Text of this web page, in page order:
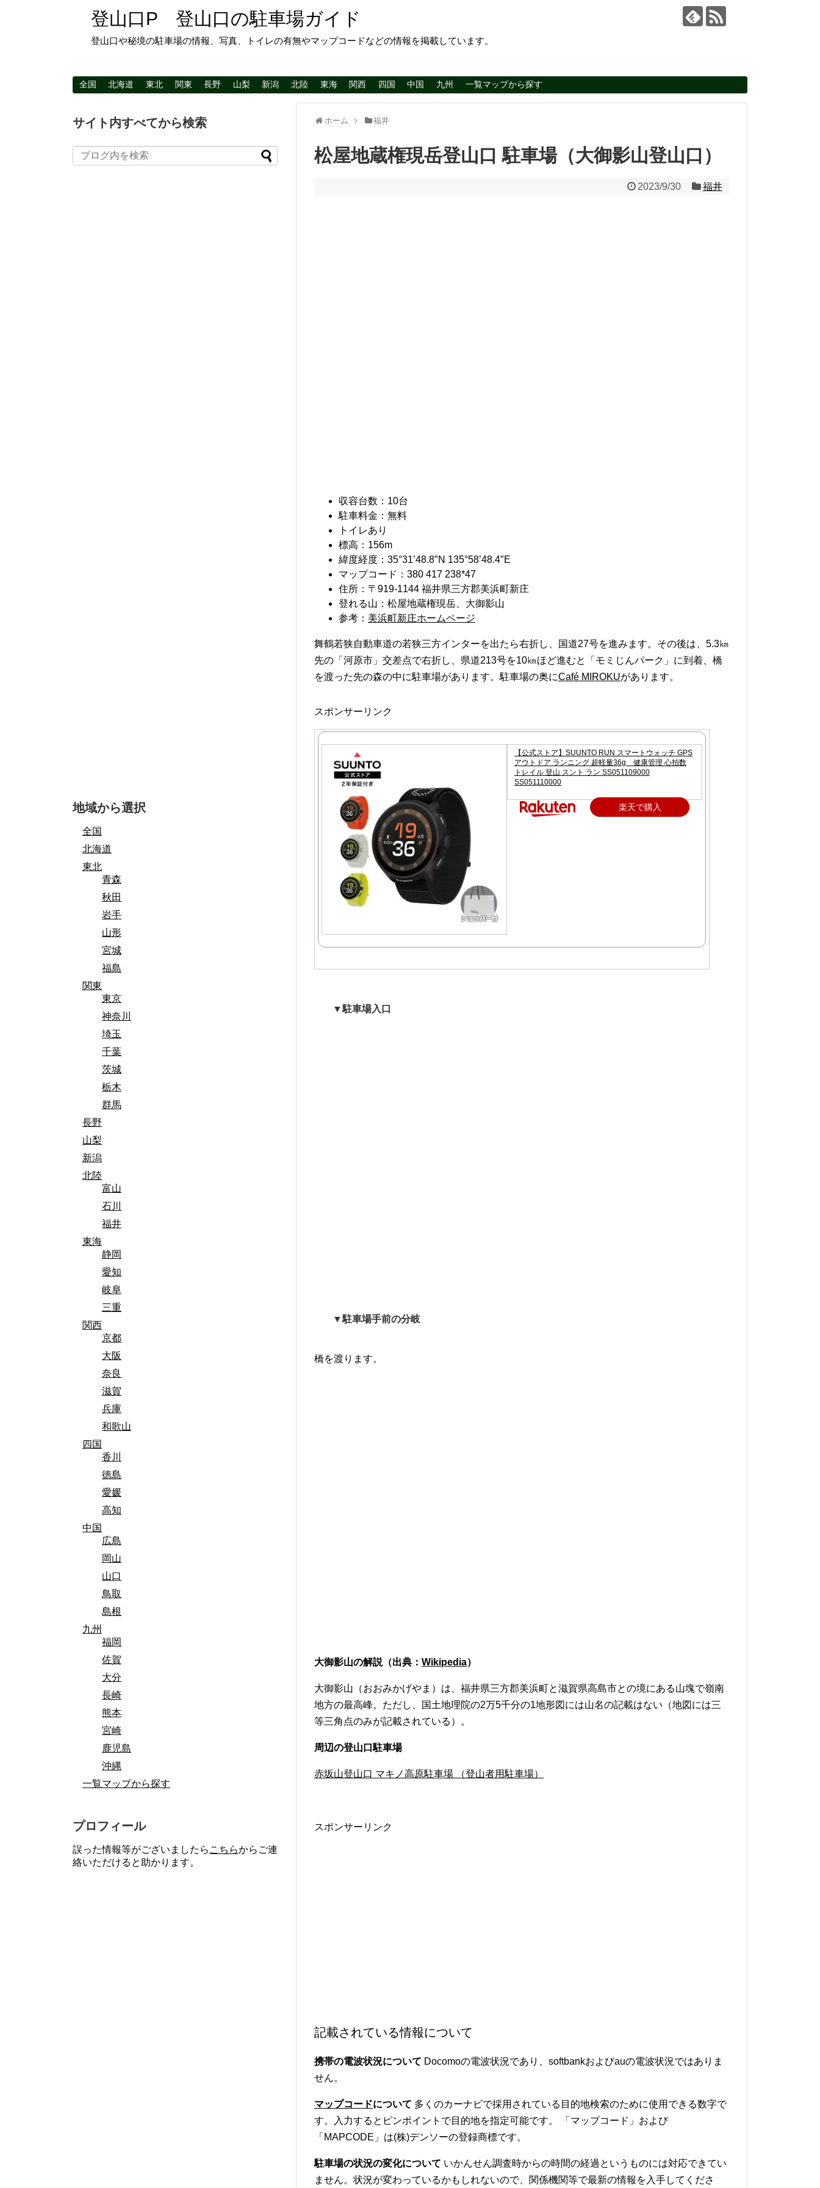
登山口P 登山口の駐車場ガイド
登山口や秘境の駐車場の情報、写真、トイレの有無やマップコードなどの情報を掲載しています。
全国 北海道 東北 関東 長野 山梨 新潟 北陸 東海 関西 四国 中国 九州 一覧マップから探す
ホーム 福井
松屋地蔵権現岳登山口 駐車場（大御影山登山口）
2023/9/30 福井
収容台数：10台
駐車料金：無料
トイレあり
標高：156m
緯度経度：35°31’48.8″N 135°58’48.4″E
マップコード：380 417 238*47
住所：〒919-1144 福井県三方郡美浜町新庄
登れる山：松屋地蔵権現岳、大御影山
参考： 美浜町新庄ホームページ
舞鶴若狭自動車道の若狭三方インターを出たら右折し、国道27号を進みます。その後は、5.3㎞
先の「河原市」交差点で右折し、県道213号を10㎞ほど進むと「モミじんパーク」に到着、橋
を渡った先の森の中に駐車場があります。駐車場の奥にCafé MIROKUがあります。
スポンサーリンク
【公式ストア】SUUNTO RUN スマートウォッチ GPS
アウトドア ランニング 超軽量36g 健康管理 心拍数
トレイル 登山 スント ラン SS051109000
SS051110000
楽天で購入
▼駐車場入口
▼駐車場手前の分岐
橋を渡ります。
大御影山の解説（出典： Wikipedia）
大御影山（おおみかげやま）は、福井県三方郡美浜町と滋賀県高島市との境にある山塊で嶺南
地方の最高峰。ただし、国土地理院の2万5千分の1地形図には山名の記載はない（地図には三
等三角点のみが記載されている）。
周辺の登山口駐車場
赤坂山登山口 マキノ高原駐車場 （登山者用駐車場）
スポンサーリンク
記載されている情報について
携帯の電波状況について Docomoの電波状況であり、softbankおよびauの電波状況ではありま
せん。
マップコードについて 多くのカーナビで採用されている目的地検索のために使用できる数字で
す。入力するとピンポイントで目的地を指定可能です。 「マップコード」および
「MAPCODE」は(株)デンソーの登録商標です。
駐車場の状況の変化について いかんせん調査時からの時間の経過というものには対応できてい
ません。状況が変わっているかもしれないので、関係機関等で最新の情報を入手してくださ
サイト内すべてから検索
地域から選択
全国
北海道
東北
青森
秋田
岩手
山形
宮城
福島
関東
東京
神奈川
埼玉
千葉
茨城
栃木
群馬
長野
山梨
新潟
北陸
富山
石川
福井
東海
静岡
愛知
岐阜
三重
関西
京都
大阪
奈良
滋賀
兵庫
和歌山
四国
香川
徳島
愛媛
高知
中国
広島
岡山
山口
鳥取
島根
九州
福岡
佐賀
大分
長崎
熊本
宮崎
鹿児島
沖縄
一覧マップから探す
プロフィール
誤った情報等がございましたら こちらからご連
絡いただけると助かります。